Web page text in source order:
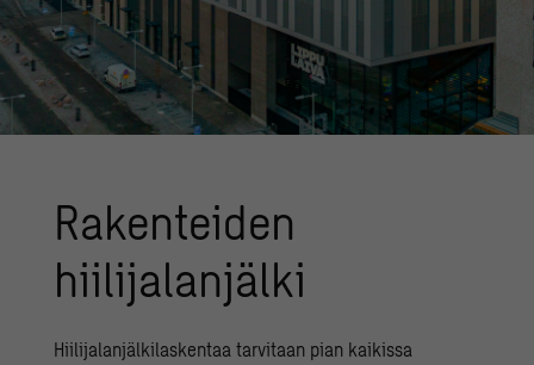
Rakenteiden
hiilijalanjälki
Hiilijalanjälkilaskentaa tarvitaan pian kaikissa